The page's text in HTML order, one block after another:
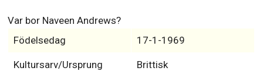
Var bor Naveen Andrews?
Födelsedag
17-1-1969
Kultursarv/Ursprung Brittisk